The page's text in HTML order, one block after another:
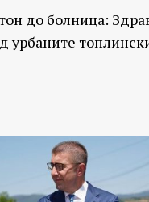
до болница:
урбаните